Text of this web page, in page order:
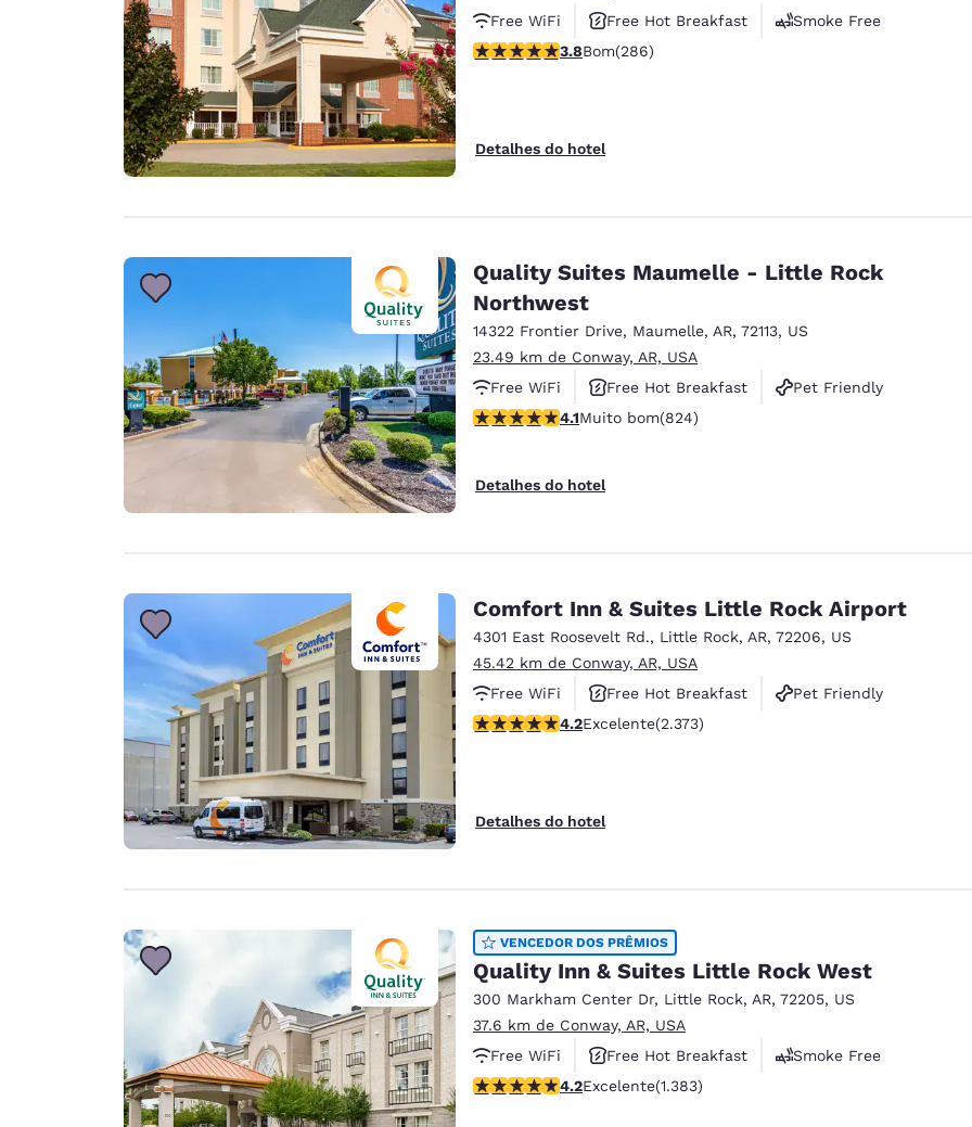
Free WiFi
Free Hot Breakfast
Smoke Free
classificação 3.78 estrelas. Bom. 286 avaliações
3.8Bom(286)
Detalhes do hotel
Quality Suites Maumelle - Little Rock
Northwest
14322 Frontier Drive, Maumelle, AR, 72113, US
23.49 km de Conway, AR, USA
Free WiFi
Free Hot Breakfast
Pet Friendly
classificação 4.09 estrelas. Muito bom. 824 avaliações
4.1Muito bom(824)
Detalhes do hotel
Comfort Inn & Suites Little Rock Airport
4301 East Roosevelt Rd., Little Rock, AR, 72206, US
45.42 km de Conway, AR, USA
Free WiFi
Free Hot Breakfast
Pet Friendly
classificação 4.24 estrelas. Excelente. 2373 avaliações
4.2Excelente(2.373)
Detalhes do hotel
VENCEDOR DOS PRÊMIOS
Quality Inn & Suites Little Rock West
300 Markham Center Dr, Little Rock, AR, 72205, US
37.6 km de Conway, AR, USA
Free WiFi
Free Hot Breakfast
Smoke Free
classificação 4.24 estrelas. Excelente. 1383 avaliações
4.2Excelente(1.383)